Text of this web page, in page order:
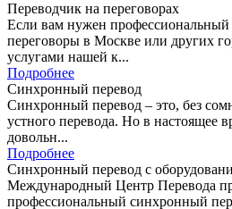
Переводчик на переговорах
Если вам нужен профессиональный
переговоры в Москве или других
услугами нашей к...
Подробнее
Синхронный перевод
Синхронный перевод – это, без
устного перевода. Но в настоящее
довольн...
Подробнее
Синхронный перевод с
Международный Центр Перевода
профессиональный синхронный